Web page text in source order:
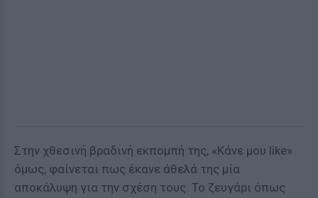
Στην χθεσινή βραδινή εκπομπή της, «Κάνε μου like»
όμως, φαίνεται πως έκανε άθελά της μία
αποκάλυψη για την σχέση τους. Το ζευγάρι όπως